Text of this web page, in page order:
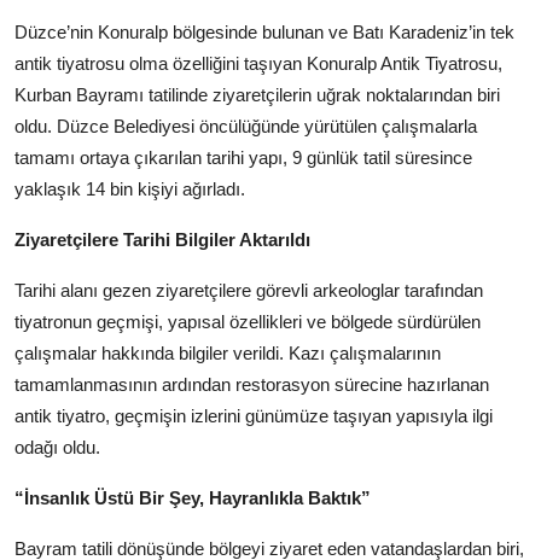
Köşe Yazısı
Dernek
Galeri
Gastronomi
E-GAZETE
Düzce’nin Konuralp bölgesinde bulunan ve Batı Karadeniz’in tek
antik tiyatrosu olma özelliğini taşıyan Konuralp Antik Tiyatrosu,
Kurban Bayramı tatilinde ziyaretçilerin uğrak noktalarından biri
oldu. Düzce Belediyesi öncülüğünde yürütülen çalışmalarla
tamamı ortaya çıkarılan tarihi yapı, 9 günlük tatil süresince
yaklaşık 14 bin kişiyi ağırladı.
Ziyaretçilere Tarihi Bilgiler Aktarıldı
Tarihi alanı gezen ziyaretçilere görevli arkeologlar tarafından
tiyatronun geçmişi, yapısal özellikleri ve bölgede sürdürülen
çalışmalar hakkında bilgiler verildi. Kazı çalışmalarının
tamamlanmasının ardından restorasyon sürecine hazırlanan
antik tiyatro, geçmişin izlerini günümüze taşıyan yapısıyla ilgi
odağı oldu.
“İnsanlık Üstü Bir Şey, Hayranlıkla Baktık”
Bayram tatili dönüşünde bölgeyi ziyaret eden vatandaşlardan biri,